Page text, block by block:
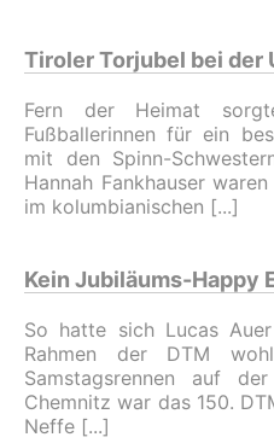
Tiroler Torjubel bei der
Fern der Heimat
Fußballerinnen für ein
mit den Spinn-
Hannah Fankhauser
im kolumbianischen
Kein Jubiläums-Happy
So hatte sich Lucas
Rahmen der DTM
Samstagsrennen auf
Chemnitz war das 150.
Neffe